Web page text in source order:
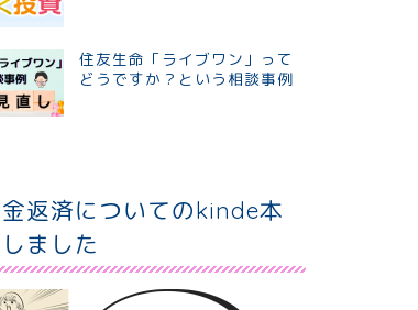
住友生命「ライブワン」って
どうですか？という相談事例
返済についてのkinde本
ました